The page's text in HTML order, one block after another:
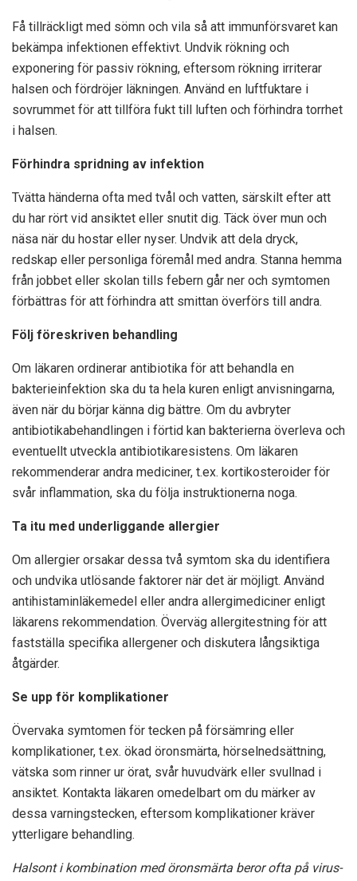
Få tillräckligt med sömn och vila så att immunförsvaret kan
bekämpa infektionen effektivt. Undvik rökning och
exponering för passiv rökning, eftersom rökning irriterar
halsen och fördröjer läkningen. Använd en luftfuktare i
sovrummet för att tillföra fukt till luften och förhindra torrhet
i halsen.
Förhindra spridning av infektion
Tvätta händerna ofta med tvål och vatten, särskilt efter att
du har rört vid ansiktet eller snutit dig. Täck över mun och
näsa när du hostar eller nyser. Undvik att dela dryck,
redskap eller personliga föremål med andra. Stanna hemma
från jobbet eller skolan tills febern går ner och symtomen
förbättras för att förhindra att smittan överförs till andra.
Följ föreskriven behandling
Om läkaren ordinerar antibiotika för att behandla en
bakterieinfektion ska du ta hela kuren enligt anvisningarna,
även när du börjar känna dig bättre. Om du avbryter
antibiotikabehandlingen i förtid kan bakterierna överleva och
eventuellt utveckla antibiotikaresistens. Om läkaren
rekommenderar andra mediciner, t.ex. kortikosteroider för
svår inflammation, ska du följa instruktionerna noga.
Ta itu med underliggande allergier
Om allergier orsakar dessa två symtom ska du identifiera
och undvika utlösande faktorer när det är möjligt. Använd
antihistaminläkemedel eller andra allergimediciner enligt
läkarens rekommendation. Överväg allergitestning för att
fastställa specifika allergener och diskutera långsiktiga
åtgärder.
Se upp för komplikationer
Övervaka symtomen för tecken på försämring eller
komplikationer, t.ex. ökad öronsmärta, hörselnedsättning,
vätska som rinner ur örat, svår huvudvärk eller svullnad i
ansiktet. Kontakta läkaren omedelbart om du märker av
dessa varningstecken, eftersom komplikationer kräver
ytterligare behandling.
Halsont i kombination med öronsmärta beror ofta på virus-